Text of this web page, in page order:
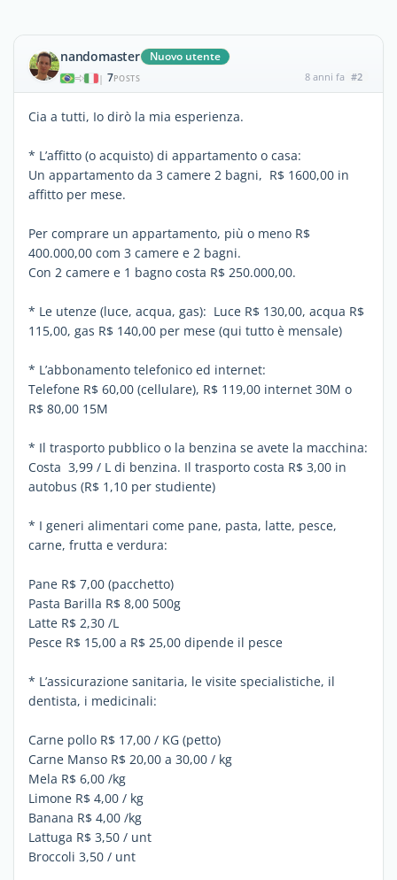
nandomaster Nuovo utente
| 7POSTS 8 anni fa #2
Cia a tutti, Io dirò la mia esperienza.
* L’affitto (o acquisto) di appartamento o casa:
Un appartamento da 3 camere 2 bagni, R$ 1600,00 in
affitto per mese.
Per comprare un appartamento, più o meno R$
400.000,00 com 3 camere e 2 bagni.
Con 2 camere e 1 bagno costa R$ 250.000,00.
* Le utenze (luce, acqua, gas): Luce R$ 130,00, acqua R$
115,00, gas R$ 140,00 per mese (qui tutto è mensale)
* L’abbonamento telefonico ed internet:
Telefone R$ 60,00 (cellulare), R$ 119,00 internet 30M o
R$ 80,00 15M
* Il trasporto pubblico o la benzina se avete la macchina:
Costa 3,99 / L di benzina. Il trasporto costa R$ 3,00 in
autobus (R$ 1,10 per studiente)
* I generi alimentari come pane, pasta, latte, pesce,
carne, frutta e verdura:
Pane R$ 7,00 (pacchetto)
Pasta Barilla R$ 8,00 500g
Latte R$ 2,30 /L
Pesce R$ 15,00 a R$ 25,00 dipende il pesce
* L’assicurazione sanitaria, le visite specialistiche, il
dentista, i medicinali:
Carne pollo R$ 17,00 / KG (petto)
Carne Manso R$ 20,00 a 30,00 / kg
Mela R$ 6,00 /kg
Limone R$ 4,00 / kg
Banana R$ 4,00 /kg
Lattuga R$ 3,50 / unt
Broccoli 3,50 / unt